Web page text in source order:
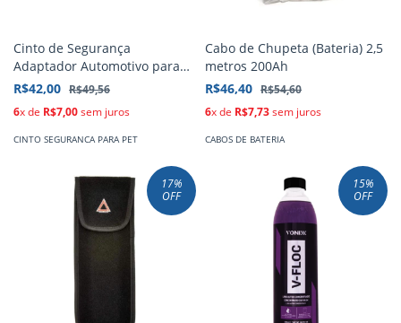
Cinto de Segurança
Adaptador Automotivo para
Cães Belt Dog BC01-4000
R$42,00 R$49,56
6x de R$7,00sem juros
CINTO SEGURANCA PARA PET
Cabo de Chupeta (Bateria) 2,5
metros 200Ah
R$46,40 R$54,60
6x de R$7,73sem juros
CABOS DE BATERIA
17%
OFF
15%
OFF